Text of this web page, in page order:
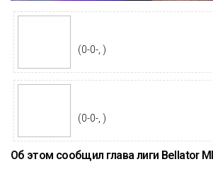
(0-0-, )
(0-0-, )
Об этом сообщил глава лиги Bellator